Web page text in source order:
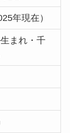
年現在）
まれ・千